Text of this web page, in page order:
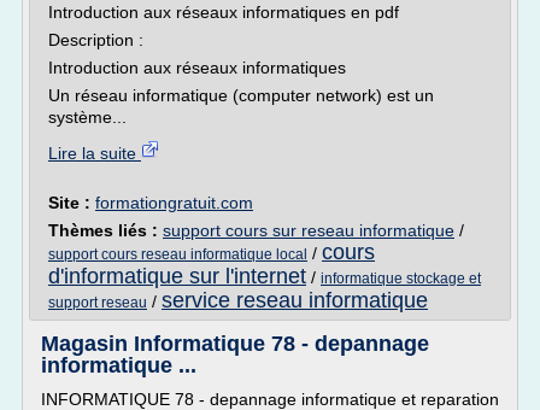
Introduction aux réseaux informatiques en pdf
Description :
Introduction aux réseaux informatiques
Un réseau informatique (computer network) est un
système...
Lire la suite
Site : formationgratuit.com
Thèmes liés : support cours sur reseau informatique /
support cours reseau informatique local / cours
d'informatique sur l'internet / informatique stockage et
support reseau / service reseau informatique
Magasin Informatique 78 - depannage
informatique ...
INFORMATIQUE 78 - depannage informatique et reparation